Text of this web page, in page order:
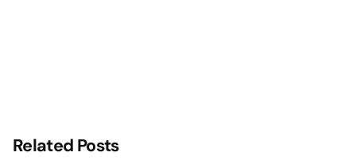
Related Posts